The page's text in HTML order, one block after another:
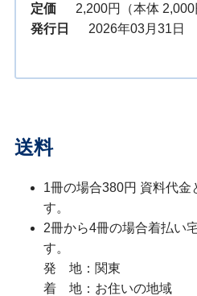
定価
2,200円（本体 2,000
発行日
2026年03月31日
送料
1冊の場合380円 資料代金
す。
2冊から4冊の場合着払い
す。
発 地：関東
着 地：お住いの地域